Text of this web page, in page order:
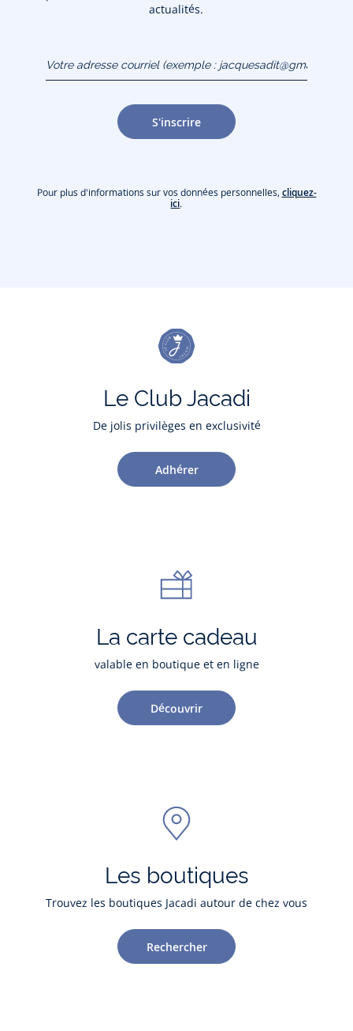
actualités.
(exemple :
jacquesadit@gmail.com)
S'inscrire
Pour plus d'informations sur vos données personnelles, cliquez-
ici.
Le Club Jacadi
De jolis privilèges en exclusivité
Adhérer
La carte cadeau
valable en boutique et en ligne
Découvrir
Les boutiques
Trouvez les boutiques Jacadi autour de chez vous
Rechercher